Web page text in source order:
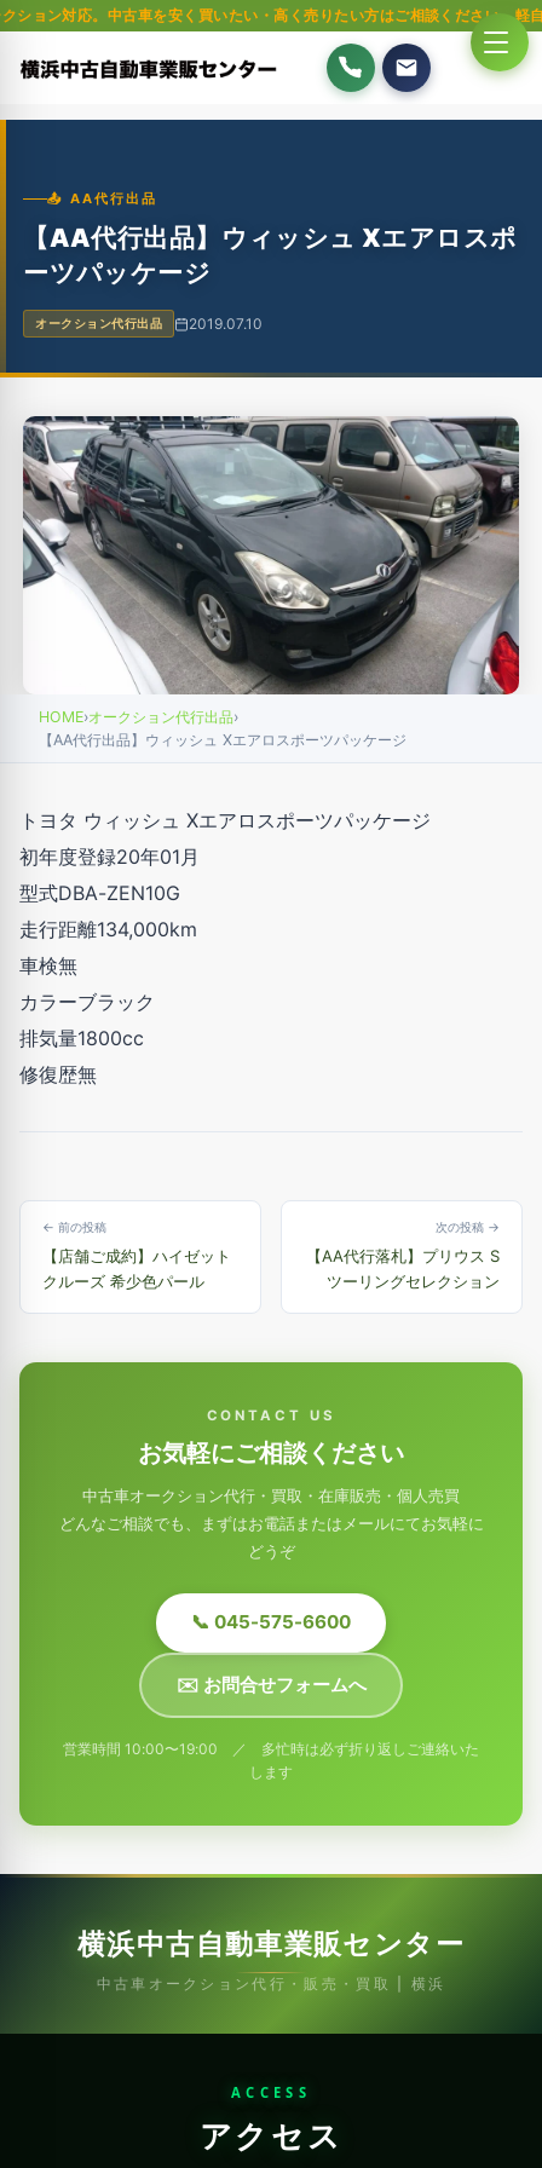
応。中古車を安く買いたい・高く売りたい方はご相談ください。軽自動車
📤 AA代行出品
【AA代行出品】ウィッシュ Xエアロスポ
ーツパッケージ
オークション代行出品 2019.07.10
HOME›オークション代行出品›
【AA代行出品】ウィッシュ Xエアロスポーツパッケージ
トヨタ ウィッシュ Xエアロスポーツパッケージ
初年度登録20年01月
型式DBA-ZEN10G
走行距離134,000km
車検無
カラーブラック
排気量1800cc
修復歴無
← 前の投稿
【店舗ご成約】ハイゼット
クルーズ 希少色パール
次の投稿 →
【AA代行落札】プリウス S
ツーリングセレクション
CONTACT US
お気軽にご相談ください
中古車オークション代行・買取・在庫販売・個人売買
どんなご相談でも、まずはお電話またはメールにてお気軽に
どうぞ
📞 045-575-6600
✉️ お問合せフォームへ
営業時間 10:00〜19:00 ／ 多忙時は必ず折り返しご連絡いた
します
横浜中古自動車業販センター
中古車オークション代行・販売・買取 | 横浜
ACCESS
アクセス